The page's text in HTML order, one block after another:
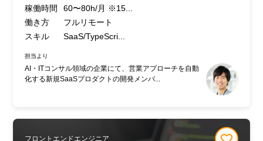
稼働時間
60〜80h/月 ※15...
働き方
フルリモート
スキル
SaaS/TypeScri...
担当より
AI・ITコンサル領域の企業にて、営業アプローチを自動
化する新規SaaSプロダクトの開発メンバ...
フロントエンドエンジニア